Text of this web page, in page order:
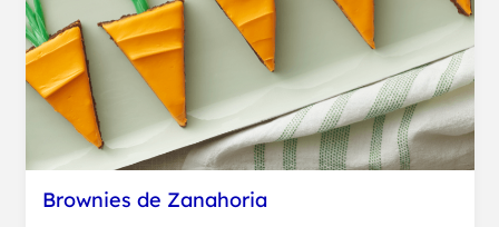
Brownies de Zanahoria